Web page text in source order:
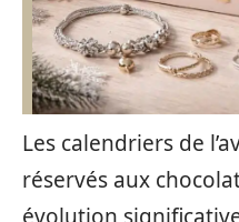
Les calendriers de
réservés aux